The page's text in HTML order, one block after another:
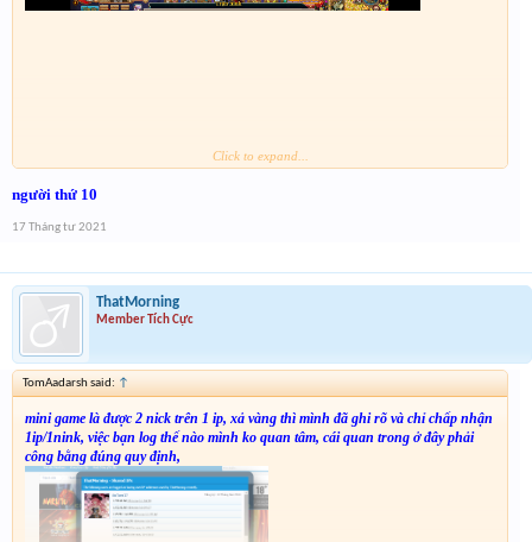
Click to expand...
người thứ 10
17 Tháng tư 2021
ThatMorning
Member Tích Cực
TomAadarsh said: ↑
mini game là được 2 nick trên 1 ip, xả vàng thì mình đã ghi rõ và chỉ chấp nhận
1ip/1nink, việc bạn log thế nào mình ko quan tâm, cái quan trong ở đây phải
công bằng đúng quy định,